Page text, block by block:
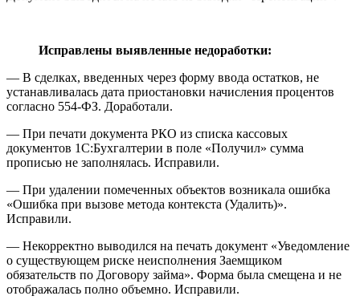
Исправлены выявленные недоработки:
— В сделках, введенных через форму ввода остатков, не
устанавливалась дата приостановки начисления процентов
согласно 554-ФЗ. Доработали.
— При печати документа РКО из списка кассовых
документов 1С:Бухгалтерии в поле «Получил» сумма
прописью не заполнялась. Исправили.
— При удалении помеченных объектов возникала ошибка
«Ошибка при вызове метода контекста (Удалить)».
Исправили.
— Некорректно выводился на печать документ «Уведомление
о существующем риске неисполнения Заемщиком
обязательств по Договору займа». Форма была смещена и не
отображалась полно объемно. Исправили.